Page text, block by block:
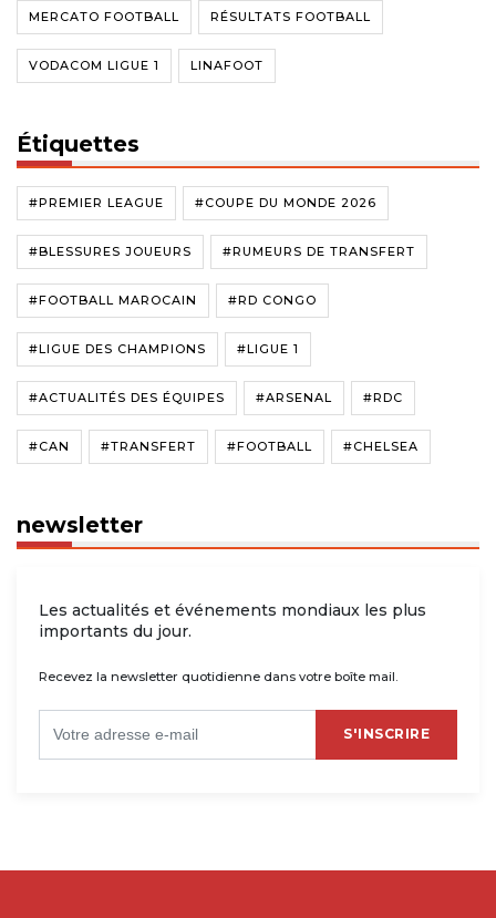
MERCATO FOOTBALL RÉSULTATS FOOTBALL
VODACOM LIGUE 1 LINAFOOT
Étiquettes
#PREMIER LEAGUE #COUPE DU MONDE 2026
#BLESSURES JOUEURS #RUMEURS DE TRANSFERT
#FOOTBALL MAROCAIN #RD CONGO
#LIGUE DES CHAMPIONS #LIGUE 1
#ACTUALITÉS DES ÉQUIPES #ARSENAL #RDC
#CAN #TRANSFERT #FOOTBALL #CHELSEA
newsletter
Les actualités et événements mondiaux les plus
importants du jour.
Recevez la newsletter quotidienne dans votre boîte mail.
S'INSCRIRE